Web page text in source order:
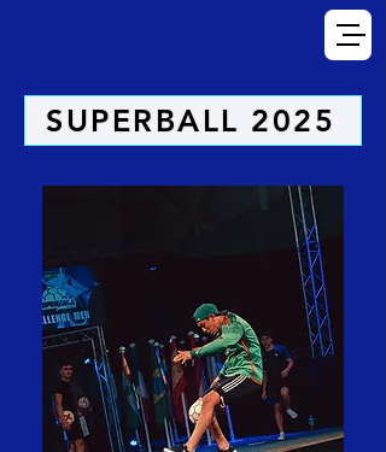
SUPERBALL 2025